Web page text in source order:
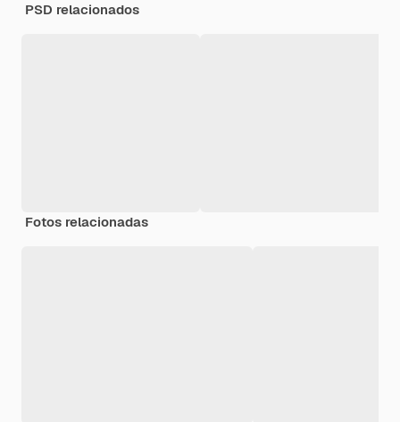
PSD relacionados
Fotos relacionadas